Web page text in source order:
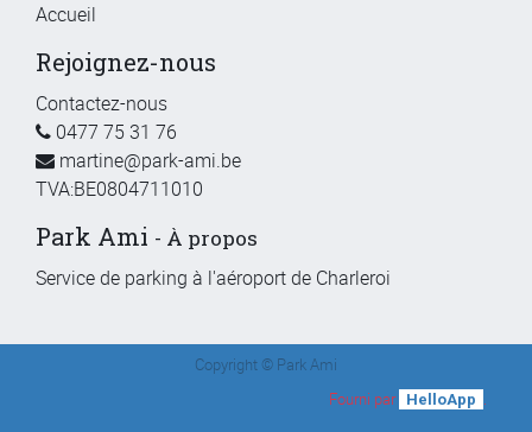
Accueil
Rejoignez-nous
Contactez-nous
0477 75 31 76
martine@park-ami.be
TVA:BE0804711010
Park Ami - À propos
Service de parking à l'aéroport de Charleroi
Copyright © Park Ami
Fourni par HelloApp .